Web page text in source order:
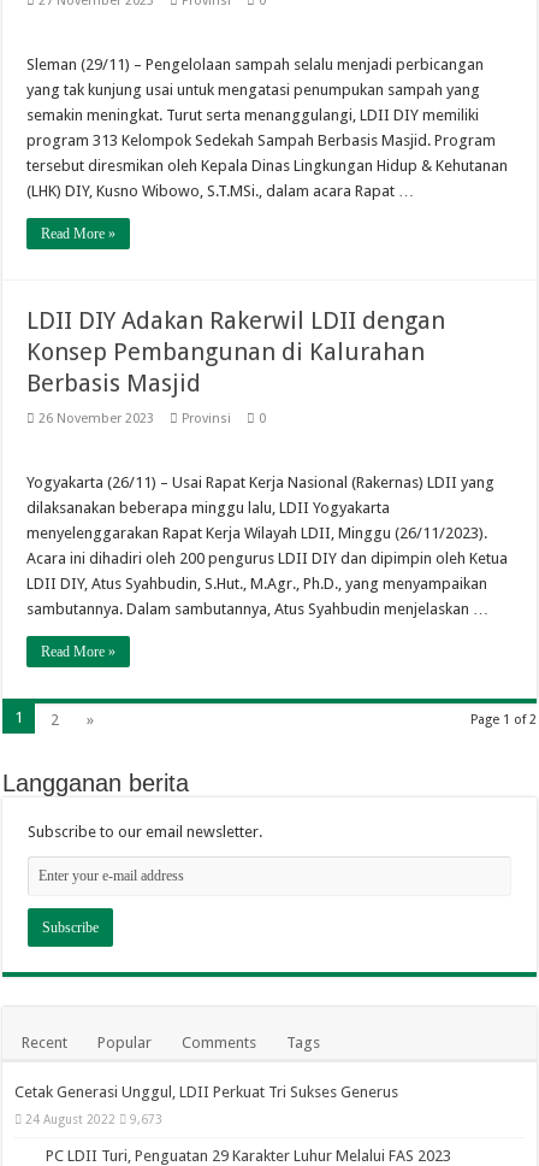
Sleman (29/11) – Pengelolaan sampah selalu menjadi perbicangan
yang tak kunjung usai untuk mengatasi penumpukan sampah yang
semakin meningkat. Turut serta menanggulangi, LDII DIY memiliki
program 313 Kelompok Sedekah Sampah Berbasis Masjid. Program
tersebut diresmikan oleh Kepala Dinas Lingkungan Hidup & Kehutanan
(LHK) DIY, Kusno Wibowo, S.T.MSi., dalam acara Rapat …
Read More »
LDII DIY Adakan Rakerwil LDII dengan
Konsep Pembangunan di Kalurahan
Berbasis Masjid
26 November 2023 Provinsi 0
Yogyakarta (26/11) – Usai Rapat Kerja Nasional (Rakernas) LDII yang
dilaksanakan beberapa minggu lalu, LDII Yogyakarta
menyelenggarakan Rapat Kerja Wilayah LDII, Minggu (26/11/2023).
Acara ini dihadiri oleh 200 pengurus LDII DIY dan dipimpin oleh Ketua
LDII DIY, Atus Syahbudin, S.Hut., M.Agr., Ph.D., yang menyampaikan
sambutannya. Dalam sambutannya, Atus Syahbudin menjelaskan …
Read More »
Page 1 of 2
1 2 »
Langganan berita
Subscribe to our email newsletter.
Recent Popular Comments Tags
Cetak Generasi Unggul, LDII Perkuat Tri Sukses Generus
24 August 2022 9,673
PC LDII Turi, Penguatan 29 Karakter Luhur Melalui FAS 2023